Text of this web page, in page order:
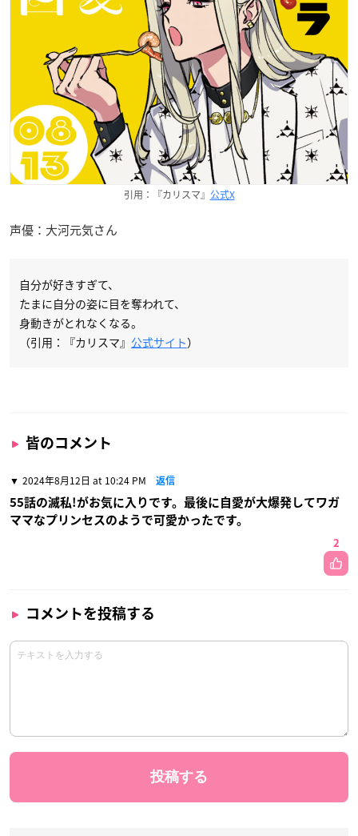
引用：『カリスマ』 公式X
声優：大河元気さん
自分が好きすぎて、
たまに自分の姿に目を奪われて、
身動きがとれなくなる。
（引用：『カリスマ』 公式サイト）
皆のコメント
2024年8月12日 at 10:24 PM 返信
55話の滅私!がお気に入りです。最後に自愛が大爆発してワガ
ママなプリンセスのようで可愛かったです。
2
コメントを投稿する